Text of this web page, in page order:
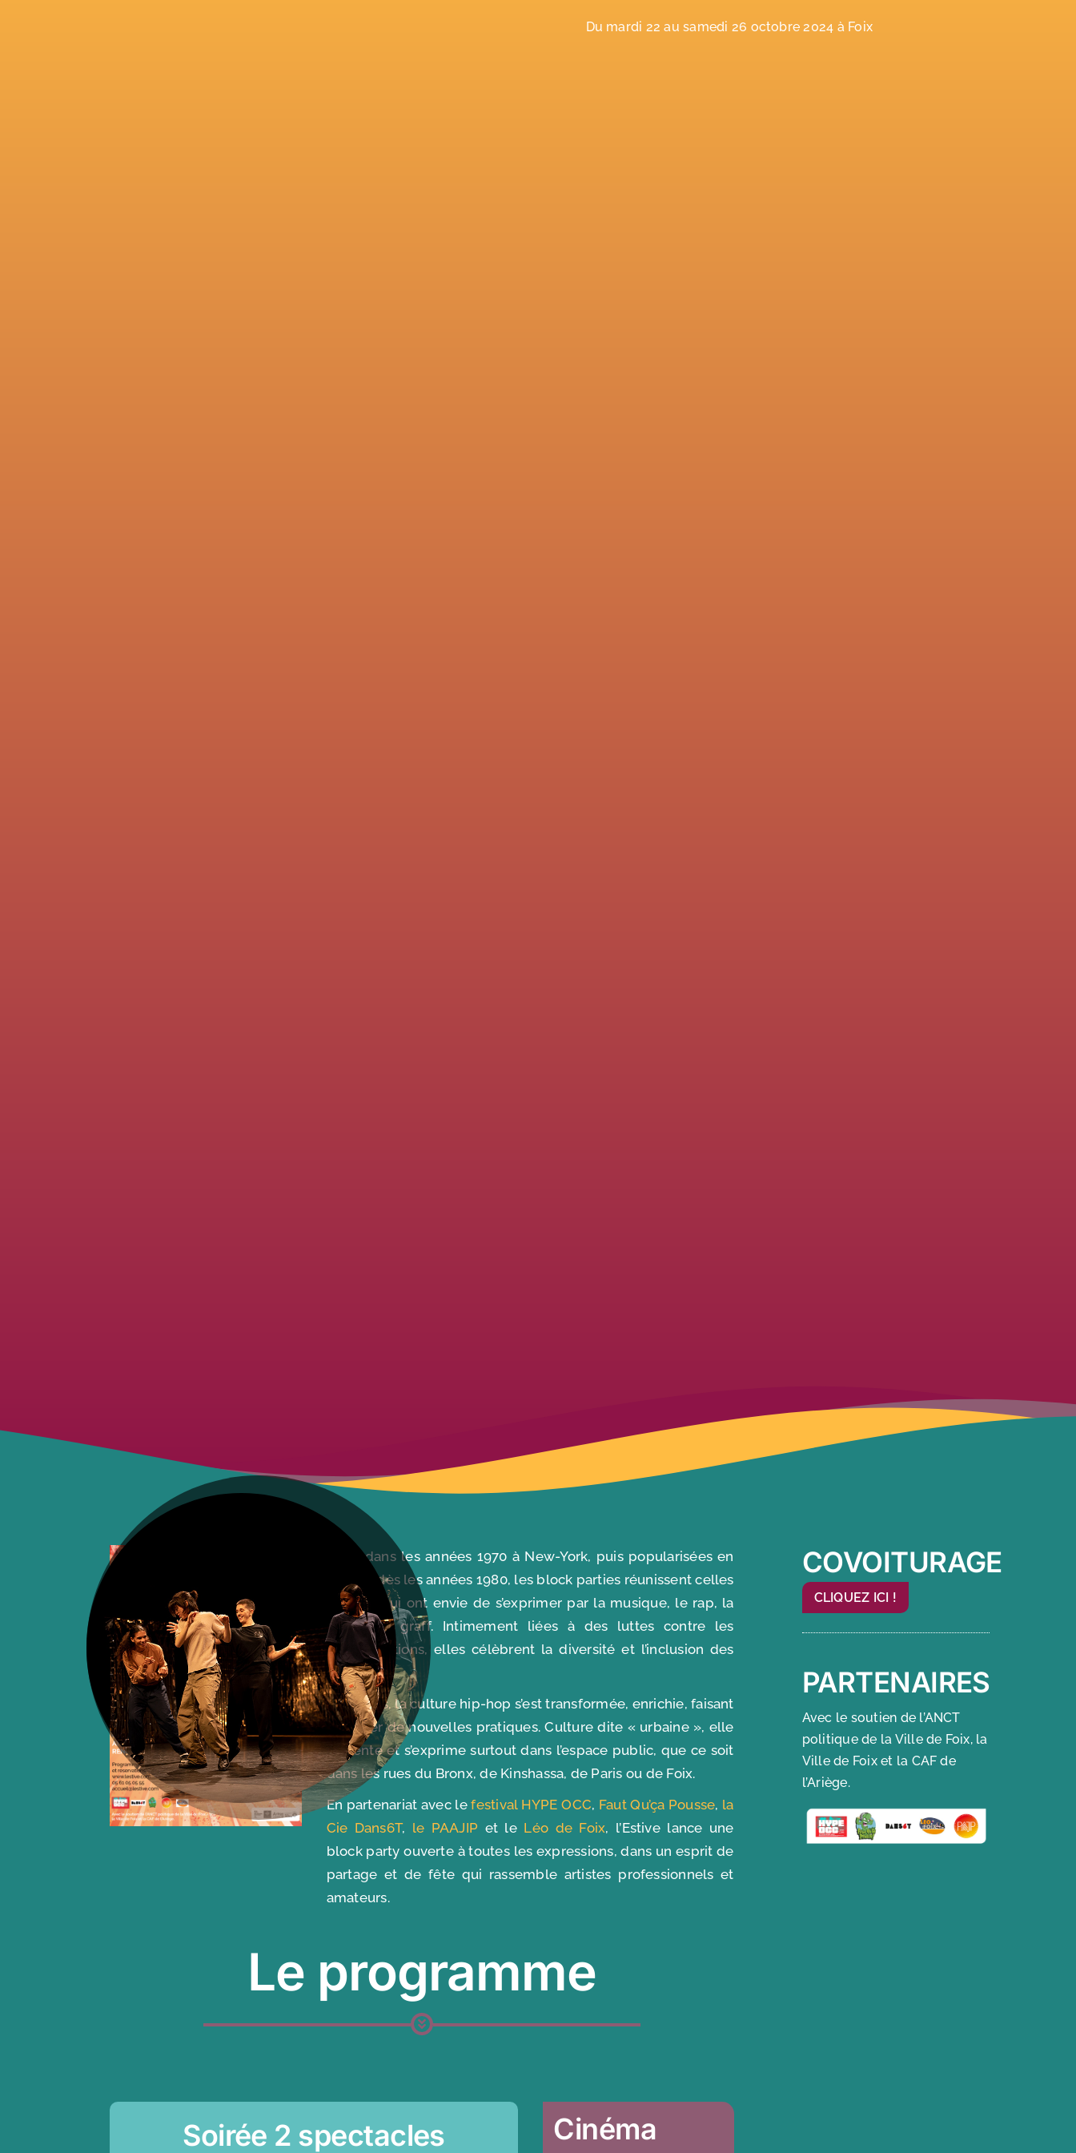
Du mardi 22 au samedi 26 octobre 2024 à Foix
Nées dans les années 1970 à New-York, puis popularisées en
Europe dès les années 1980, les block parties réunissent celles
et ceux qui ont envie de s’exprimer par la musique, le rap, la
danse, le graff. Intimement liées à des luttes contre les
discriminations, elles célèbrent la diversité et l’inclusion des
minorités.
En 60 ans, la culture hip-hop s’est transformée, enrichie, faisant
émerger de nouvelles pratiques. Culture dite « urbaine », elle
s’invente et s’exprime surtout dans l’espace public, que ce soit
dans les rues du Bronx, de Kinshassa, de Paris ou de Foix.
En partenariat avec lefestival HYPE OCC, Faut Qu’ça Pousse, la
Cie Dans6T, le PAAJIP et le Léo de Foix, l’Estive lance une
block party ouverte à toutes les expressions, dans un esprit de
partage et de fête qui rassemble artistes professionnels et
amateurs.
Le programme
Soirée 2 spectacles Cinéma
COVOITURAGE
CLIQUEZ ICI !
PARTENAIRES
Avec le soutien de l’ANCT
politique de la Ville de Foix, la
Ville de Foix et la CAF de
l’Ariège.